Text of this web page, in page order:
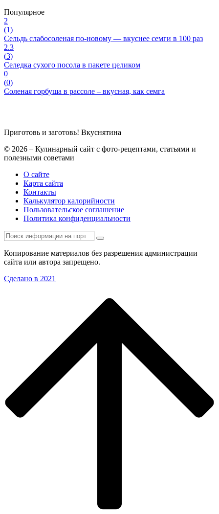
Популярное
2
(1)
Сельдь слабосоленая по-новому — вкуснее семги в 100 раз
2.3
(3)
Селедка сухого посола в пакете целиком
0
(0)
Соленая горбуша в рассоле – вкусная, как семга
Приготовь и заготовь! Вкуснятина
© 2026 – Кулинарный сайт с фото-рецептами, статьями и
полезными советами
О сайте
Карта сайта
Контакты
Калькулятор калорийности
Пользовательское соглашение
Политика конфиденциальности
Копирование материалов без разрешения администрации
сайта или автора запрещено.
Сделано в 2021